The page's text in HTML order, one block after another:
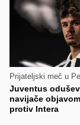
Prijateljski meč u
Juventus
navijače
protiv Intera